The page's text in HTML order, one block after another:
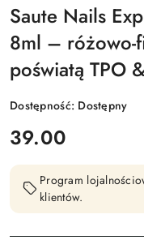
Saute Nails
8ml – różowo-
poświatą TPO
Dostępność: Dostępny
cena:
39.00
Program
klientów.